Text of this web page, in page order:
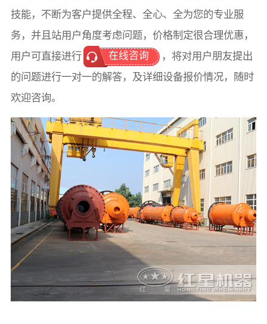
技能，不断为客户提供全程、全心、全为您的专业服
务，并且站用户角度考虑问题，价格制定很合理优惠，
用户可直接进行
在线咨询
，将对用户朋友提出
的问题进行一对一的解答，及详细设备报价情况，随时
欢迎咨询。